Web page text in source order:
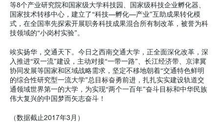
等8个产业研究院和国家级大学科技园、国家级科技企业孵化器、
国家技术转移中心，建立了“科技—孵化—产业”互助成果转化模
式，在全国率先探索开展职务科技成果混合所有制改革，被誉为科
技领域的“小岗村实验”。
竢实扬华，交通天下。今日之西南交通大学，正全面深化改革，深
入推进“双一流”建设，主动对接“一带一路”、长江经济带、京津冀
协同发展等国家和区域战略需求，坚定不移地朝着“交通特色鲜明
的综合性研究型一流大学”总目标奋勇前进，扎扎实实建设轨道交
通领域世界第一的大学，为实现“两个一百年”奋斗目标和中华民族
伟大复兴的中国梦而矢志奋斗！
（数据截止2017年3月）